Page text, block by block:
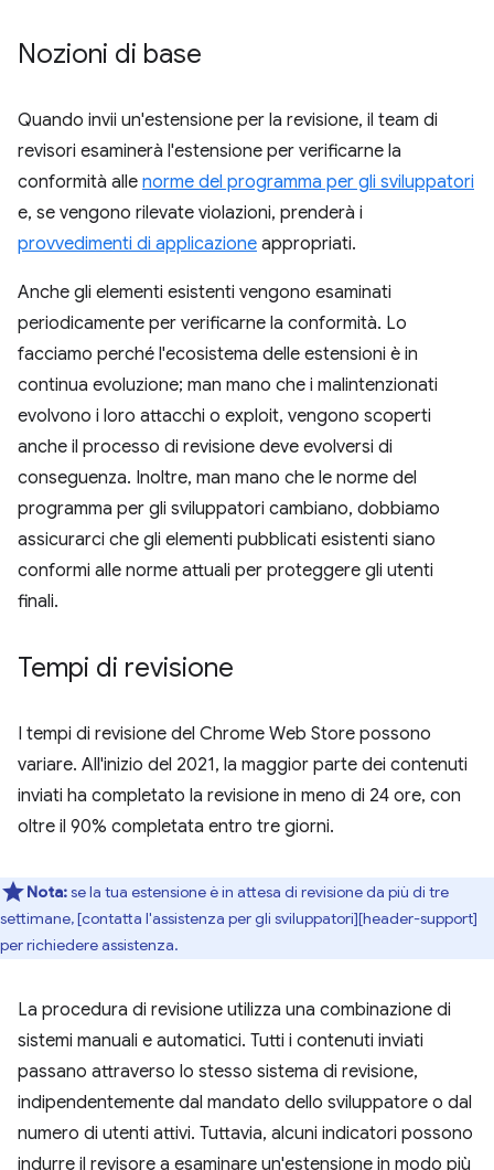
Nozioni di base
Quando invii un'estensione per la revisione, il team di
revisori esaminerà l'estensione per verificarne la
conformità alle norme del programma per gli sviluppatori
e, se vengono rilevate violazioni, prenderà i
provvedimenti di applicazione appropriati.
Anche gli elementi esistenti vengono esaminati
periodicamente per verificarne la conformità. Lo
facciamo perché l'ecosistema delle estensioni è in
continua evoluzione; man mano che i malintenzionati
evolvono i loro attacchi o exploit, vengono scoperti
anche il processo di revisione deve evolversi di
conseguenza. Inoltre, man mano che le norme del
programma per gli sviluppatori cambiano, dobbiamo
assicurarci che gli elementi pubblicati esistenti siano
conformi alle norme attuali per proteggere gli utenti
finali.
Tempi di revisione
I tempi di revisione del Chrome Web Store possono
variare. All'inizio del 2021, la maggior parte dei contenuti
inviati ha completato la revisione in meno di 24 ore, con
oltre il 90% completata entro tre giorni.
Nota:se la tua estensione è in attesa di revisione da più di tre
settimane, [contatta l'assistenza per gli sviluppatori][header-support]
per richiedere assistenza.
La procedura di revisione utilizza una combinazione di
sistemi manuali e automatici. Tutti i contenuti inviati
passano attraverso lo stesso sistema di revisione,
indipendentemente dal mandato dello sviluppatore o dal
numero di utenti attivi. Tuttavia, alcuni indicatori possono
indurre il revisore a esaminare un'estensione in modo più